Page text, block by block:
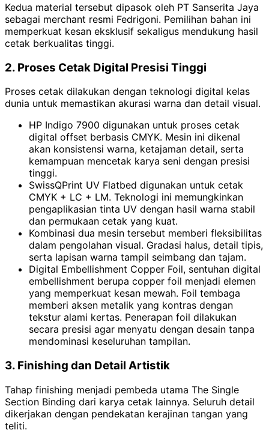
Kedua material tersebut dipasok oleh PT Sanserita Jaya
sebagai merchant resmi Fedrigoni. Pemilihan bahan ini
memperkuat kesan eksklusif sekaligus mendukung hasil
cetak berkualitas tinggi.
2. Proses Cetak Digital Presisi Tinggi
Proses cetak dilakukan dengan teknologi digital kelas
dunia untuk memastikan akurasi warna dan detail visual.
HP Indigo 7900 digunakan untuk proses cetak
digital offset berbasis CMYK. Mesin ini dikenal
akan konsistensi warna, ketajaman detail, serta
kemampuan mencetak karya seni dengan presisi
tinggi.
SwissQPrint UV Flatbed digunakan untuk cetak
CMYK + LC + LM. Teknologi ini memungkinkan
pengaplikasian tinta UV dengan hasil warna stabil
dan permukaan cetak yang kuat.
Kombinasi dua mesin tersebut memberi fleksibilitas
dalam pengolahan visual. Gradasi halus, detail tipis,
serta lapisan warna tampil seimbang dan tajam.
Digital Embellishment Copper Foil, sentuhan digital
embellishment berupa copper foil menjadi elemen
yang memperkuat kesan mewah. Foil tembaga
memberi aksen metalik yang kontras dengan
tekstur alami kertas. Penerapan foil dilakukan
secara presisi agar menyatu dengan desain tanpa
mendominasi keseluruhan tampilan.
3. Finishing dan Detail Artistik
Tahap finishing menjadi pembeda utama The Single
Section Binding dari karya cetak lainnya. Seluruh detail
dikerjakan dengan pendekatan kerajinan tangan yang
teliti.